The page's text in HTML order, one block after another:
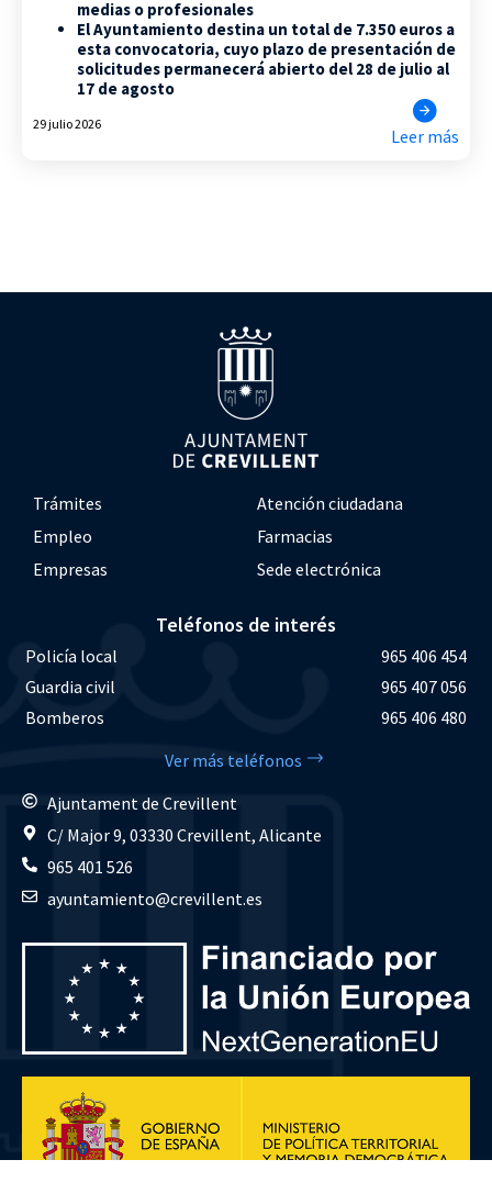
medias o profesionales
El Ayuntamiento destina un total de 7.350 euros a
esta convocatoria, cuyo plazo de presentación de
solicitudes permanecerá abierto del 28 de julio al
17 de agosto
29 julio 2026
Leer más
Trámites
Atención ciudadana
Empleo
Farmacias
Empresas
Sede electrónica
Teléfonos de interés
Policía local
965 406 454
Guardia civil
965 407 056
Bomberos
965 406 480
Ver más teléfonos
Ajuntament de Crevillent
C/ Major 9, 03330 Crevillent, Alicante
965 401 526
ayuntamiento@crevillent.es